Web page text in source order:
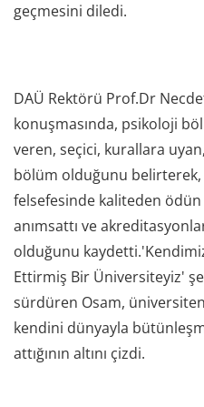
geçmesini diledi.
DAÜ Rektörü Prof.Dr
konuşmasında, psikoloji
veren, seçici, kurallara
bölüm olduğunu
felsefesinde kaliteden
anımsattı ve
olduğunu
Ettirmiş Bir Üniversiteyiz'
sürdüren Osam,
kendini dünyayla
attığının altını çizdi.